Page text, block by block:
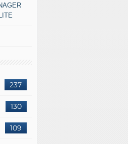
237
130
109